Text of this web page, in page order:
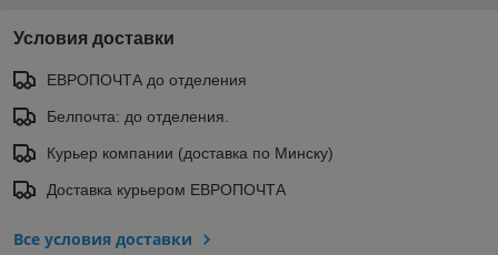
Условия доставки
ЕВРОПОЧТА до отделения
Белпочта: до отделения.
Курьер компании (доставка по Минску)
Доставка курьером ЕВРОПОЧТА
Все условия доставки